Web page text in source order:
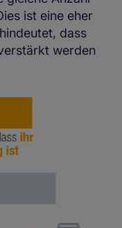
ist eine eher
dass
werden